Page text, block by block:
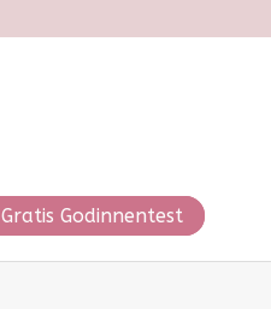
Gratis Godinnentest